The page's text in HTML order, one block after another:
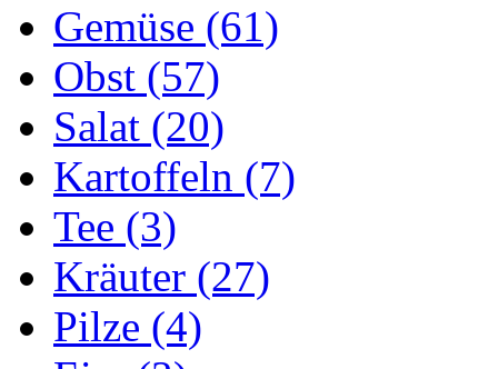
Gemüse (61)
Obst (57)
Salat (20)
Kartoffeln (7)
Tee (3)
Kräuter (27)
Pilze (4)